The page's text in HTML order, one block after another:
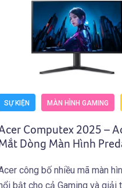
SỰ KIỆN MÀN HÌNH GAMING
Computex 2025 –
Dòng Màn Hình
Nền QD-OLED 4K
công bố nhiều mã màn
bật cho cả Gaming và giải